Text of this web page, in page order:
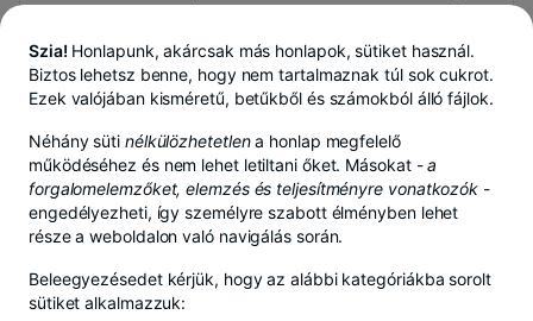
új
lapon
nyílik
meg
Adatvédelmi központ - új lapon nyílik meg
Adatvédelmi irányelvek- új lapon
Süti
Szia!Honlapunk, akárcsak más honlapok, sütiket használ.
Biztos lehetsz benne, hogy nem tartalmaznak túl sok cukrot.
Ezek valójában kisméretű, betűkből és számokból álló fájlok.
Néhány süti nélkülözhetetlena honlap megfelelő
működéséhez és nem lehet letiltani őket. Másokat -a
forgalomelemzőket, elemzés és teljesítményre vonatkozók -
engedélyezheti, így személyre szabott élményben lehet
része a weboldalon való navigálás során.
Beleegyezésedet kérjük, hogy az alábbi kategóriákba sorolt
sütiket alkalmazzuk: